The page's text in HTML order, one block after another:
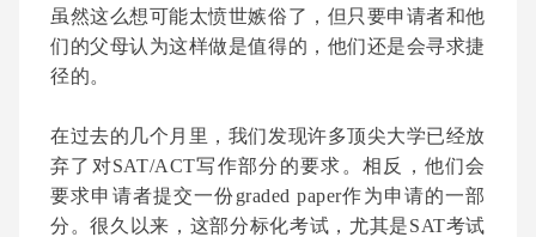
虽然这么想可能太愤世嫉俗了，但只要申请者和他
们的父母认为这样做是值得的，他们还是会寻求捷
径的。
在过去的几个月里，我们发现许多顶尖大学已经放
弃了对SAT/ACT写作部分的要求。相反，他们会
要求申请者提交一份graded paper作为申请的一部
分。很久以来，这部分标化考试，尤其是SAT考试